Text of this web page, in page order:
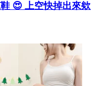
😍 上空快掉出來欸